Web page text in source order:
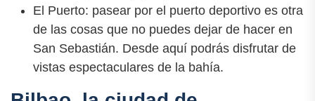
El Puerto: pasear por el puerto deportivo es otra
de las cosas que no puedes dejar de hacer en
San Sebastián. Desde aquí podrás disfrutar de
vistas espectaculares de la bahía.